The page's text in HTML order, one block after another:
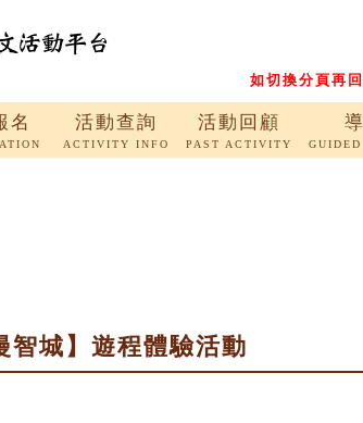
如切換分頁再
名 活動查詢
ACTIVITY INFO
活動回顧
PAST ACTIVITY
智城】遊程體驗活動